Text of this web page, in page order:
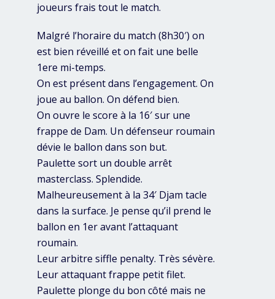
joueurs frais tout le match.
Malgré l’horaire du match (8h30′) on
est bien réveillé et on fait une belle
1ere mi-temps.
On est présent dans l’engagement. On
joue au ballon. On défend bien.
On ouvre le score à la 16′ sur une
frappe de Dam. Un défenseur roumain
dévie le ballon dans son but.
Paulette sort un double arrêt
masterclass. Splendide.
Malheureusement à la 34′ Djam tacle
dans la surface. Je pense qu’il prend le
ballon en 1er avant l’attaquant
roumain.
Leur arbitre siffle penalty. Très sévère.
Leur attaquant frappe petit filet.
Paulette plonge du bon côté mais ne